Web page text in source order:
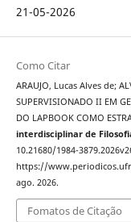
21-05-2026
Como Citar
ARAUJO, Lucas Alves de;
SUPERVISIONADO II EM
DO LAPBOOK COMO
interdisciplinar de
10.21680/1984-
https://
ago. 2026.
Fomatos de Citação